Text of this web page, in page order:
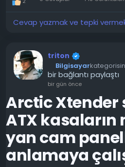
ise %17 artırdı. Kare hızlarının
modun daha sık ani
takılmalara neden olduğunu
Baldur's Gate 3, Dragon Age:
Indiana Jones and the Great
önemli bir fark
bant genişliğinin eksikliğini
fikrini şüpheye düşürüyor.
etmenin ortalama FPS
etkisi yok, ancak bellek yoğun
önemli ölçüde düşürebiliyor. ''
Cevap yazmak ve tepki
triton
Bilgisayar
bir bağlantı paylaştı
bir gün önce
Arctic Xtender
ATX kasaların
yan cam
anlamaya